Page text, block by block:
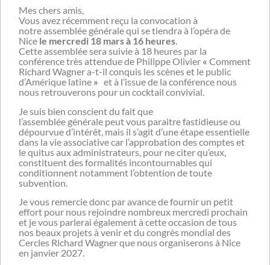
Mes chers amis,
Vous avez récemment reçu la convocation à
notreassemblée généralequi se tiendra à l’opéra de
Nice le mercredi 18 mars à 16 heures.
Cetteassembléesera suivie à 18 heures par la
conférence très attendue de Philippe Olivier « Comment
Richard Wagner a-t-il conquis les scènes et le public
d’Amérique latine » et à l’issue de la conférence nous
nous retrouverons pour un cocktail convivial.
Je suis bien conscient du fait que
l’assemblée générale peut vous paraitre fastidieuse ou
dépourvue d’intérêt, mais il s’agit d’une étape essentielle
dans la vie associative car l’approbation des comptes et
le quitus aux administrateurs, pour ne citer qu’eux,
constituent des formalités incontournables qui
conditionnent notamment l’obtention de toute
subvention.
Je vous remercie donc par avance de fournir un petit
effort pour nous rejoindre nombreux mercredi prochain
et je vous parlerai également à cette occasion de tous
nos beaux projets à venir et du congrès mondial des
Cercles Richard Wagner que nous organiserons à Nice
en janvier 2027.